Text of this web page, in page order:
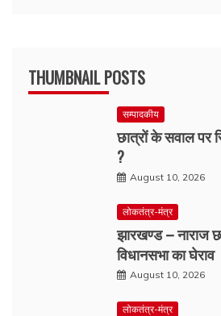
THUMBNAIL POSTS
सम्पादकीय
छात्रों के सवाल पर
?
August 10, 2026
लोकतंत्र-मंत्र
झारखण्ड – नाराज
विधानसभा का घेराव
August 10, 2026
लोकतंत्र-मंत्र